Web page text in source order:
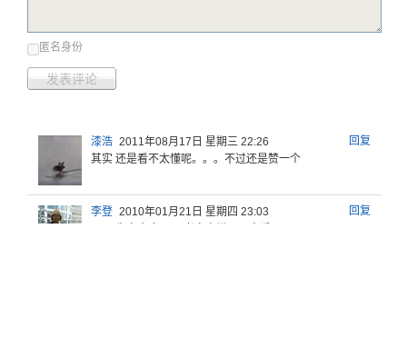
匿名身份
发表评论
回复
漆浩 2011年08月17日 星期三 22:26
其实 还是看不太懂呢。。。不过还是赞一个
回复
李登 2010年01月21日 星期四 23:03